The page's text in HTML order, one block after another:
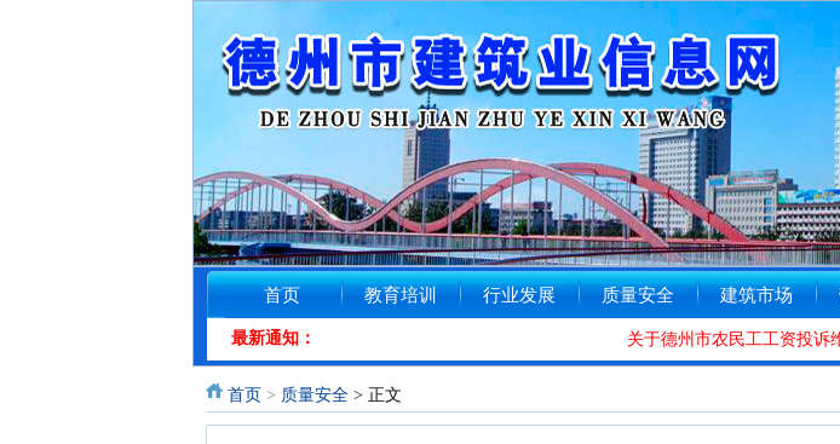
首页 教育培训 行业发展 质量安全 建筑市场
最新通知： 关于德州市农民工工资投诉维权电
首页 > 质量安全 > 正文